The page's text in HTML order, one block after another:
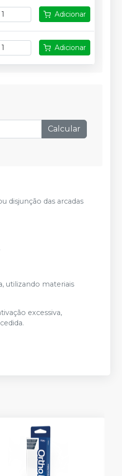
Adicionar
Adicionar
Calcular
disjunção das arcadas
utilizando materiais
excessiva,